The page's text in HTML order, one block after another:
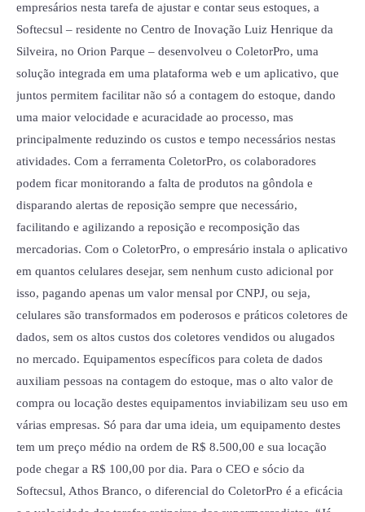
empresários nesta tarefa de ajustar e contar seus estoques, a
Softecsul – residente no Centro de Inovação Luiz Henrique da
Silveira, no Orion Parque – desenvolveu o ColetorPro, uma
solução integrada em uma plataforma web e um aplicativo, que
juntos permitem facilitar não só a contagem do estoque, dando
uma maior velocidade e acuracidade ao processo, mas
principalmente reduzindo os custos e tempo necessários nestas
atividades. Com a ferramenta ColetorPro, os colaboradores
podem ficar monitorando a falta de produtos na gôndola e
disparando alertas de reposição sempre que necessário,
facilitando e agilizando a reposição e recomposição das
mercadorias. Com o ColetorPro, o empresário instala o aplicativo
em quantos celulares desejar, sem nenhum custo adicional por
isso, pagando apenas um valor mensal por CNPJ, ou seja,
celulares são transformados em poderosos e práticos coletores de
dados, sem os altos custos dos coletores vendidos ou alugados
no mercado. Equipamentos específicos para coleta de dados
auxiliam pessoas na contagem do estoque, mas o alto valor de
compra ou locação destes equipamentos inviabilizam seu uso em
várias empresas. Só para dar uma ideia, um equipamento destes
tem um preço médio na ordem de R$ 8.500,00 e sua locação
pode chegar a R$ 100,00 por dia. Para o CEO e sócio da
Softecsul, Athos Branco, o diferencial do ColetorPro é a eficácia